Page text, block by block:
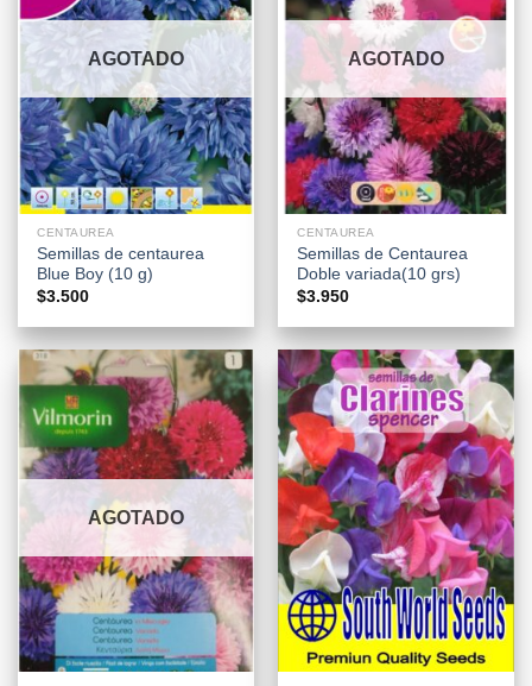
AGOTADO
CENTAUREA
Semillas de centaurea
Blue Boy (10 g)
$3.500
AGOTADO
CENTAUREA
Semillas de Centaurea
Doble variada(10 grs)
$3.950
AGOTADO